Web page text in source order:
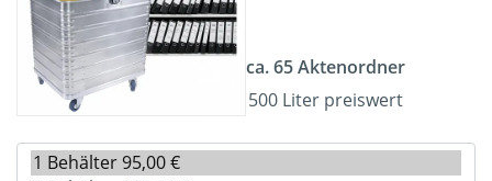
ca. 65 Aktenordner
500 Liter preiswert